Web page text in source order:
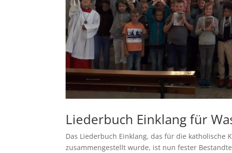
Liederbuch Einklang für
Das Liederbuch Einklang, das für die katholische
zusammengestellt wurde, ist nun fester